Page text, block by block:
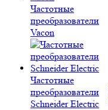
Частотные
преобразователи
Vacon
Частотные
преобразователи
Schneider Electric